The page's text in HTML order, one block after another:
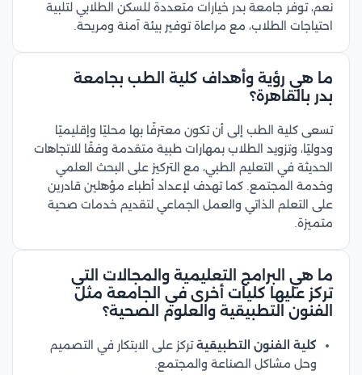
نعم، توفر جامعة بدر خيارات متعددة للسكن الطلابي لتلبية
احتياجات الطلاب، مع مراعاة توفير بيئة آمنة ومريحة.
ما هي رؤية وأهداف كلية الطب بجامعة
بدر بالقاهرة؟
تسعى كلية الطب إلى أن تكون معترفًا بها محليًا وإقليميًا
ودوليًا، وتزويد الطلاب بمهارات طبية متقدمة وفقًا للاتجاهات
الحديثة في التعليم الطبي، مع التركيز على البحث العلمي
وخدمة المجتمع. كما تهدف لإعداد أطباء مؤهلين قادرين
على التعلم الذاتي والعمل الجماعي لتقديم خدمات صحية
متميزة.
ما هي البرامج التعليمية والمجالات التي
تركز عليها كليات أخرى في الجامعة مثل
الفنون التطبيقية والعلوم الصحية؟
كلية الفنون التطبيقيةتركز على الابتكار في التصميم
وحل مشاكل الصناعة والمجتمع.